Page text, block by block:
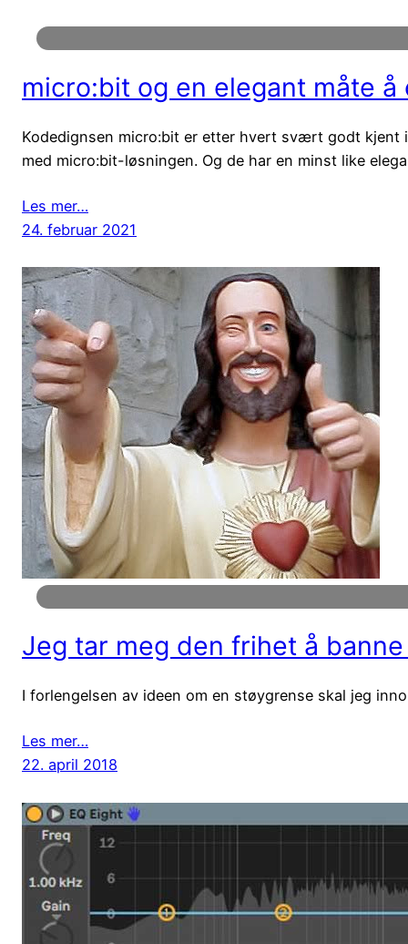
micro:bit og en elegant måte
Kodedignsen micro:bit er etter hvert svært godt kjent
med micro:bit-løsningen. Og de har en minst like
Les mer…
24. februar 2021
Jeg tar meg den frihet å
I forlengelsen av ideen om en støygrense skal jeg
Les mer…
22. april 2018